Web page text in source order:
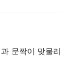
과 문짝이 맞물